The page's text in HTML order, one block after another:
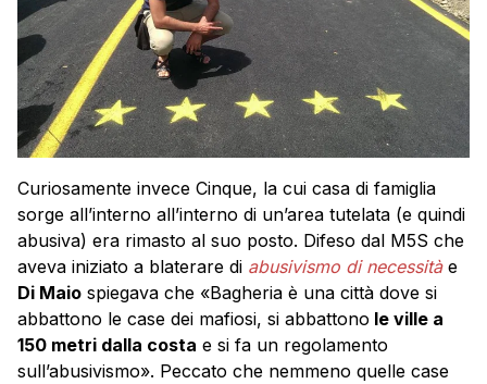
Curiosamente invece Cinque, la cui casa di famiglia
sorge all’interno all’interno di un’area tutelata (e quindi
abusiva) era rimasto al suo posto. Difeso dal M5S che
aveva iniziato a blaterare di abusivismo di necessità e
Di Maio spiegava che «Bagheria è una città dove si
abbattono le case dei mafiosi, si abbattono le ville a
150 metri dalla costa e si fa un regolamento
sull’abusivismo». Peccato che nemmeno quelle case